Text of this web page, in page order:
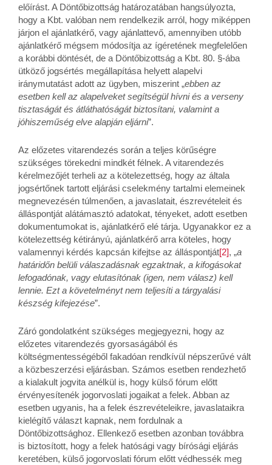
előírást. A Döntőbizottság határozatában hangsúlyozta,
hogy a Kbt. valóban nem rendelkezik arról, hogy miképpen
járjon el ajánlatkérő, vagy ajánlattevő, amennyiben utóbb
ajánlatkérő mégsem módosítja az ígéretének megfelelően
a korábbi döntését, de a Döntőbizottság a Kbt. 80. §-ába
ütköző jogsértés megállapítása helyett alapelvi
iránymutatást adott az ügyben, miszerint „ebben az
esetben kell az alapelveket segítségül hívni és a verseny
tisztaságát és átláthatóságát biztosítani, valamint a
jóhiszeműség elve alapján eljárni”.
Az előzetes vitarendezés során a teljes körűségre
szükséges törekedni mindkét félnek. A vitarendezés
kérelmezőjét terheli az a kötelezettség, hogy az általa
jogsértőnek tartott eljárási cselekmény tartalmi elemeinek
megnevezésén túlmenően, a javaslatait, észrevételeit és
álláspontját alátámasztó adatokat, tényeket, adott esetben
dokumentumokat is, ajánlatkérő elé tárja. Ugyanakkor ez a
kötelezettség kétirányú, ajánlatkérő arra köteles, hogy
valamennyi kérdés kapcsán kifejtse az álláspontját[2], „a
határidőn belüli válaszadásnak egzaktnak, a kifogásokat
lefogadónak, vagy elutasítónak (igen, nem válasz) kell
lennie. Ezt a követelményt nem teljesíti a tárgyalási
készség kifejezése”.
Záró gondolatként szükséges megjegyezni, hogy az
előzetes vitarendezés gyorsaságából és
költségmentességéből fakadóan rendkívül népszerűvé vált
a közbeszerzési eljárásban. Számos esetben rendezhető
a kialakult jogvita anélkül is, hogy külső fórum előtt
érvényesítenék jogorvoslati jogaikat a felek. Abban az
esetben ugyanis, ha a felek észrevételeikre, javaslataikra
kielégítő választ kapnak, nem fordulnak a
Döntőbizottsághoz. Ellenkező esetben azonban továbbra
is biztosított, hogy a felek hatósági vagy bírósági eljárás
keretében, külső jogorvoslati fórum előtt védhessék meg